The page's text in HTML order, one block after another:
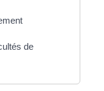
de